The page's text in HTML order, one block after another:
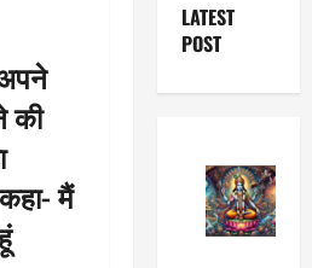
की
मैं
LATEST
POST